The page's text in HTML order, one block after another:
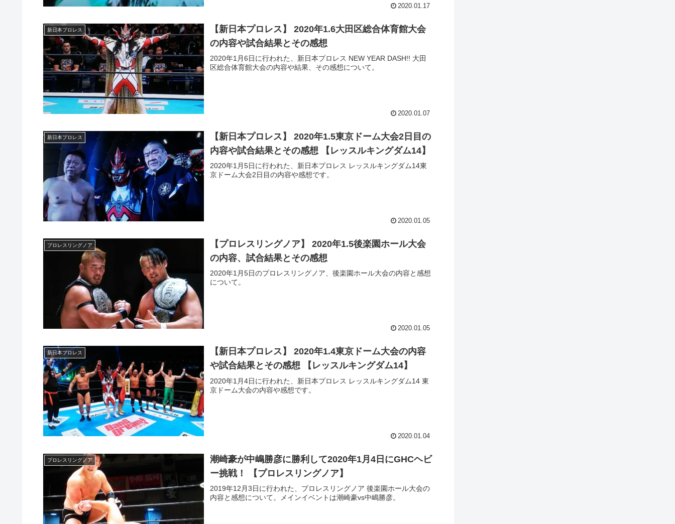
2020.01.17
新日本プロレス
【新日本プロレス】 2020年1.6大田区総合体育館大会
の内容や試合結果とその感想
2020年1月6日に行われた、新日本プロレス NEW YEAR DASH!! 大田
区総合体育館大会の内容や結果、その感想について。
2020.01.07
新日本プロレス
【新日本プロレス】 2020年1.5東京ドーム大会2日目の
内容や試合結果とその感想 【レッスルキングダム14】
2020年1月5日に行われた、新日本プロレス レッスルキングダム14東
京ドーム大会2日目の内容や感想です。
2020.01.05
プロレスリングノア
【プロレスリングノア】 2020年1.5後楽園ホール大会
の内容、試合結果とその感想
2020年1月5日のプロレスリングノア、後楽園ホール大会の内容と感想
について。
2020.01.05
新日本プロレス
【新日本プロレス】 2020年1.4東京ドーム大会の内容
や試合結果とその感想 【レッスルキングダム14】
2020年1月4日に行われた、新日本プロレス レッスルキングダム14 東
京ドーム大会の内容や感想です。
2020.01.04
プロレスリングノア
潮崎豪が中嶋勝彦に勝利して2020年1月4日にGHCヘビ
ー挑戦！ 【プロレスリングノア】
2019年12月3日に行われた、プロレスリングノア 後楽園ホール大会の
内容と感想について。メインイベントは潮崎豪vs中嶋勝彦。